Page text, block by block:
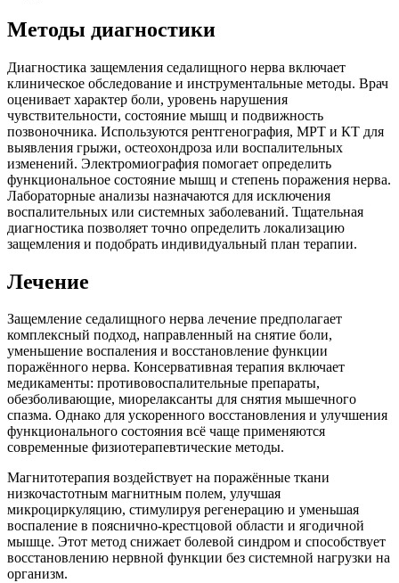
Методы диагностики
Диагностика защемления седалищного нерва включает
клиническое обследование и инструментальные методы. Врач
оценивает характер боли, уровень нарушения
чувствительности, состояние мышц и подвижность
позвоночника. Используются рентгенография, МРТ и КТ для
выявления грыжи, остеохондроза или воспалительных
изменений. Электромиография помогает определить
функциональное состояние мышц и степень поражения нерва.
Лабораторные анализы назначаются для исключения
воспалительных или системных заболеваний. Тщательная
диагностика позволяет точно определить локализацию
защемления и подобрать индивидуальный план терапии.
Лечение
Защемление седалищного нерва лечение предполагает
комплексный подход, направленный на снятие боли,
уменьшение воспаления и восстановление функции
поражённого нерва. Консервативная терапия включает
медикаменты: противовоспалительные препараты,
обезболивающие, миорелаксанты для снятия мышечного
спазма. Однако для ускоренного восстановления и улучшения
функционального состояния всё чаще применяются
современные физиотерапевтические методы.
Магнитотерапия воздействует на поражённые ткани
низкочастотным магнитным полем, улучшая
микроциркуляцию, стимулируя регенерацию и уменьшая
воспаление в пояснично-крестцовой области и ягодичной
мышце. Этот метод снижает болевой синдром и способствует
восстановлению нервной функции без системной нагрузки на
организм.